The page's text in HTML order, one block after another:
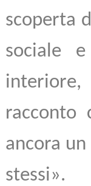
scoperta
sociale
interiore,
racconto
ancora
stessi».